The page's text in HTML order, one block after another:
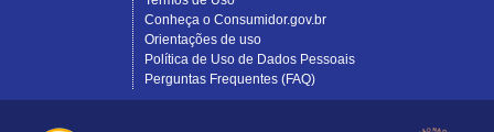
Conheça o Consumidor.gov.br
Orientações de uso
Política de Uso de Dados Pessoais
Perguntas Frequentes (FAQ)